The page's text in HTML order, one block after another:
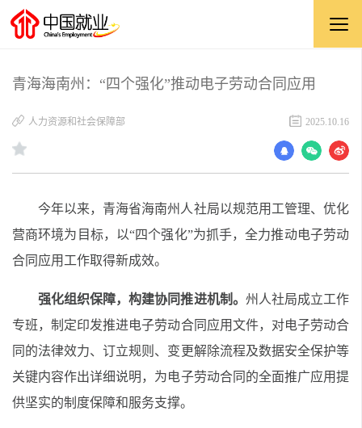
青海海南州：“四个强化”推动电子劳动合同应用
人力资源和社会保障部 2025.10.16
今年以来，青海省海南州人社局以规范用工管理、优化
营商环境为目标，以“四个强化”为抓手，全力推动电子劳动
合同应用工作取得新成效。
强化组织保障，构建协同推进机制。 州人社局成立工作
专班，制定印发推进电子劳动合同应用文件，对电子劳动合
同的法律效力、订立规则、变更解除流程及数据安全保护等
关键内容作出详细说明，为电子劳动合同的全面推广应用提
供坚实的制度保障和服务支撑。